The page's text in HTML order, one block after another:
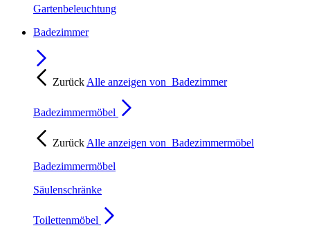
Gartenbeleuchtung
Badezimmer
Zurück Alle anzeigen von Badezimmer
Badezimmermöbel
Zurück Alle anzeigen von Badezimmermöbel
Badezimmermöbel
Säulenschränke
Toilettenmöbel